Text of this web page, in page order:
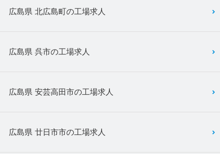
広島県 北広島町の工場求人
広島県 呉市の工場求人
広島県 安芸高田市の工場求人
広島県 廿日市市の工場求人